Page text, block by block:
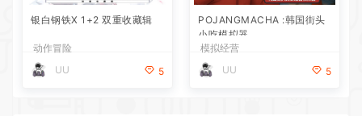
银白钢铁X 1+2 双重收藏辑
动作冒险
UU
5
POJANGMACHA :韩国街头
小吃模拟器
模拟经营
UU
5